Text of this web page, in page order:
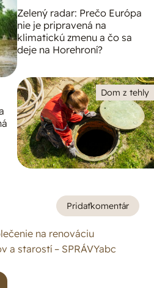
Zelený radar: Prečo Európa
nie je pripravená na
klimatickú zmenu a čo sa
deje na Horehroní?
Dom z tehly
Pridaťkomentár
na renováciu
a starostí – SPRÁVYabc